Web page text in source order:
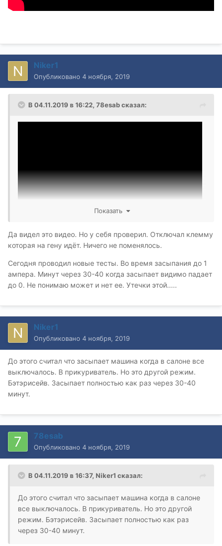
Niker1
Опубликовано 4 ноября, 2019
В 04.11.2019 в 16:22, 78esabсказал:
Показать
Да видел это видео. Но у себя проверил. Отключал клемму
которая на гену идёт. Ничего не поменялось.
Сегодня проводил новые тесты. Во время засыпания до 1
ампера. Минут через 30-40 когда засыпает видимо падает
до 0. Не понимаю может и нет ее. Утечки этой.....
Niker1
Опубликовано 4 ноября, 2019
До этого считал что засыпает машина когда в салоне все
выключалось. В прикуриватель. Но это другой режим.
Бэтэрисейв. Засыпает полностью как раз через 30-40
минут.
78esab
Опубликовано 4 ноября, 2019
В 04.11.2019 в 16:37, Niker1 сказал:
До этого считал что засыпает машина когда в салоне
все выключалось. В прикуриватель. Но это другой
режим. Бэтэрисейв. Засыпает полностью как раз
через 30-40 минут.